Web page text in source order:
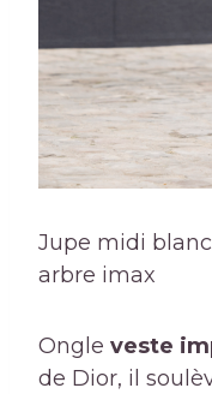
Jupe midi
arbre imax
Ongle veste
de Dior, il